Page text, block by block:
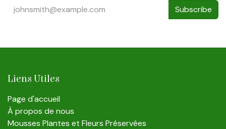
Subscribe
Liens Utiles
Page d'accueil
À propos de nous
Mousses Plantes et Fleurs Préservées